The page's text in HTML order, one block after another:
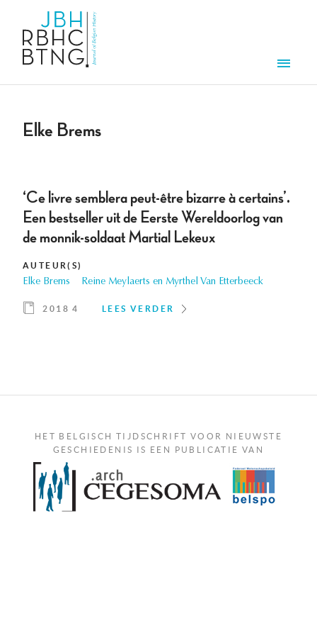
Elke Brems
‘Ce livre semblera peut-être bizarre à certains’.
Een bestseller uit de Eerste Wereldoorlog van
de monnik-soldaat Martial Lekeux
AUTEUR(S)
Elke Brems Reine Meylaerts en Myrthel Van Etterbeeck
2018 4 LEES VERDER
HET BELGISCH TIJDSCHRIFT VOOR NIEUWSTE
GESCHIEDENIS IS EEN PUBLICATIE VAN